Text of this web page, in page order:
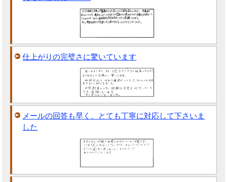
仕上がりの完璧さに驚いています
メールの回答も早く、とても丁寧に対応して下さいま
した